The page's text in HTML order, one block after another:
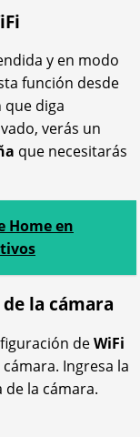
y en modo
función desde
que diga
verás un
que necesitarás
Home en
la cámara
deWiFi
Ingresa la
la cámara.